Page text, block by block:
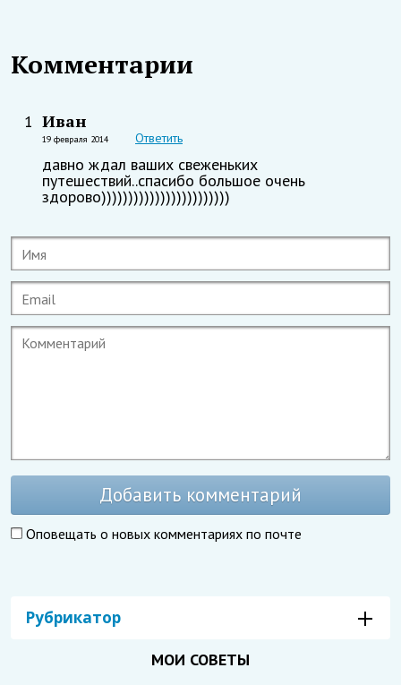
Комментарии
1 Иван
19 февраля 2014 Ответить
давно ждал ваших свеженьких
путешествий..спасибо большое очень
здорово))))))))))))))))))))))))
Добавить комментарий
Оповещать о новых комментариях по почте
Рубрикатор
МОИ СОВЕТЫ